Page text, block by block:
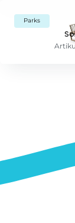
Parks